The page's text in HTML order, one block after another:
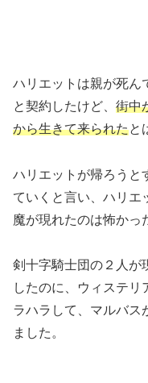
ハリエットは親が死ん
と契約したけど、 街中
から生きて来られたと
ハリエットが帰ろうと
ていくと言い、ハリエ
魔が現れたのは怖かっ
剣十字騎士団の２人が
したのに、ウィステリ
ラハラして、マルバス
ました。